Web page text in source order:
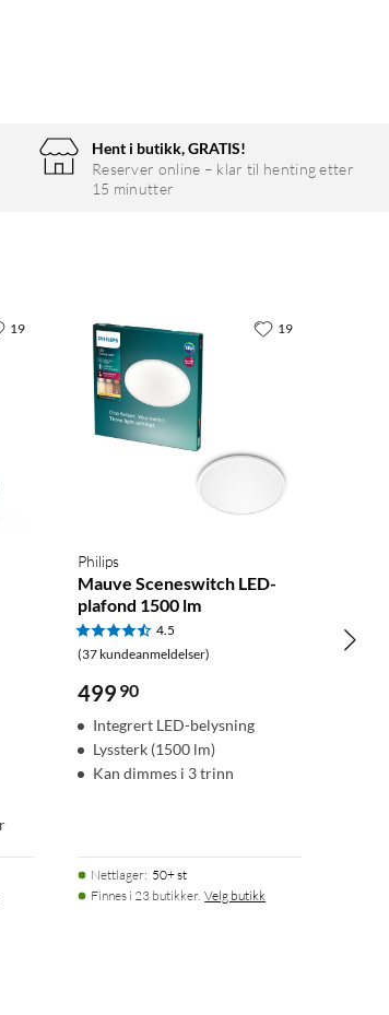
Hent i butikk, GRATIS!
Reserver online – klar til henting etter
15 minutter
19
Philips
Mauve Sceneswitch LED-
plafond 1500 lm
4.5
(37 kundeanmeldelser)
499 90
Integrert LED-belysning
Lyssterk (1500 lm)
Kan dimmes i 3 trinn
Nettlager: 50+ st
Finnes i 23 butikker. Velg butikk
19